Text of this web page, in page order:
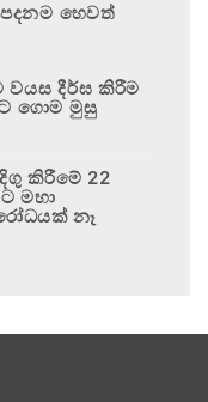
හෙවත්
වයස දීර්ඝ කිරීම
ගොම මුසු
කිරීමේ 22
මහා
නෑ